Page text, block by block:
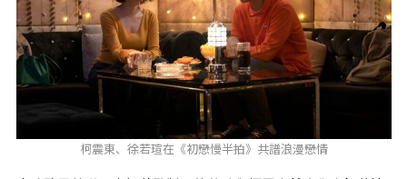
柯震東、徐若瑄在《初戀慢半拍》共譜浪漫戀情